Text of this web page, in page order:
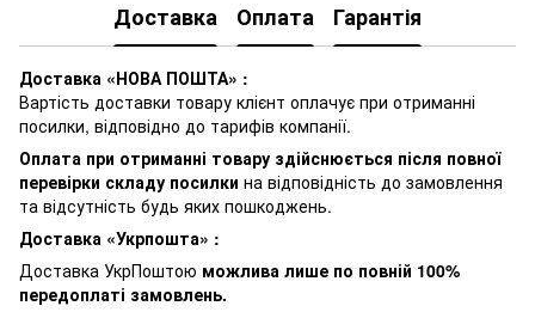
Доставка Оплата Гарантія
Доставка «НОВА ПОШТА» :
Вартість доставки товару клієнт оплачує при отриманні
посилки, відповідно до тарифів компанії.
Оплата при отриманні товару здійснюється після повної
перевірки складу посилки на відповідність до замовлення
та відсутність будь яких пошкоджень.
Доставка «Укрпошта» :
Доставка УкрПоштою можлива лише по повній 100%
передоплаті замовлень.